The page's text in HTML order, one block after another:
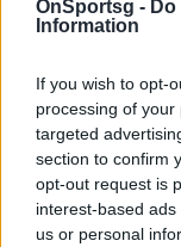
OnSportsg -
Information
If you wish to opt-
processing of
targeted
section to confirm
opt-out request is
interest-based
us or personal
Το
πλαισίου,
ποδοσφαιριστή.
επισημάνθηκε
τελεσίδικη
υπόψη